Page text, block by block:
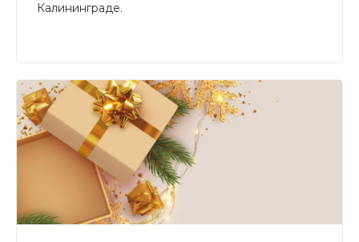
Калининграде.